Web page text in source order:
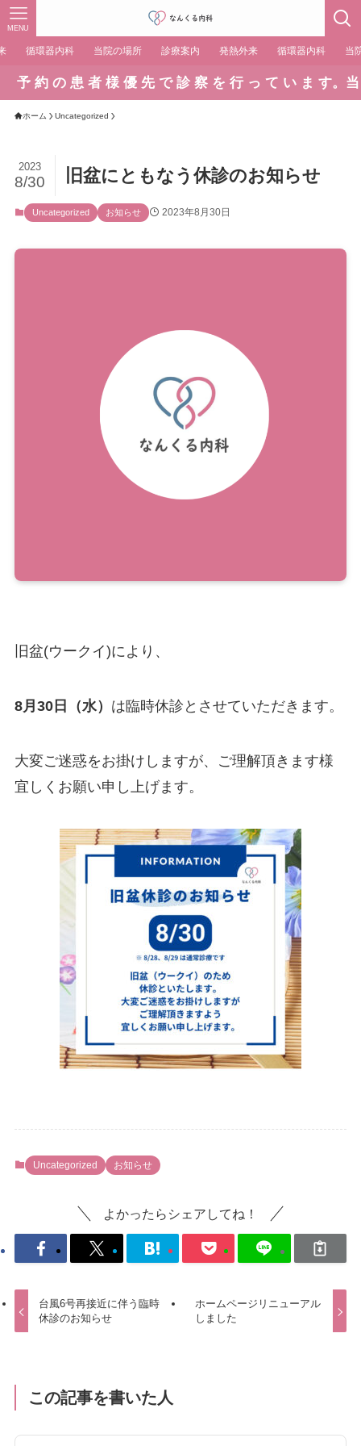
MENU
循環器内科 当院の場所 診療案内 発熱外来 循環器内科 当
約 の 患 者 様 優 先 で 診 察 を 行 っ て い ま す。当
ホーム Uncategorized
旧盆にともなう休診のお知らせ
2023
8/30
Uncategorized お知らせ 2023年8月30日
旧盆(ウークイ)により、
8月30日（水） は臨時休診とさせていただきます。
大変ご迷惑をお掛けしますが、ご理解頂きます様
宜しくお願い申し上げます。
Uncategorized お知らせ
よかったらシェアしてね！
台風6号再接近に伴う臨時
休診のお知らせ
ホームページリニューアル
しました
この記事を書いた人